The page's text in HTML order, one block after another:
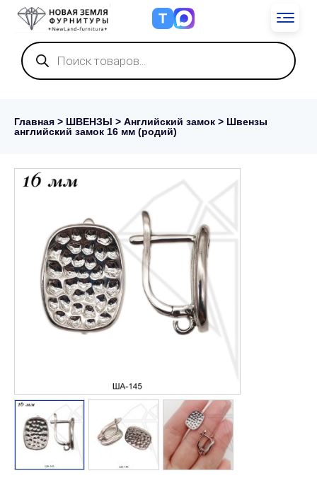
Т
Поиск
товаров
Главная > ШВЕНЗЫ > Английский замок > Швензы
английский замок 16 мм (родий)